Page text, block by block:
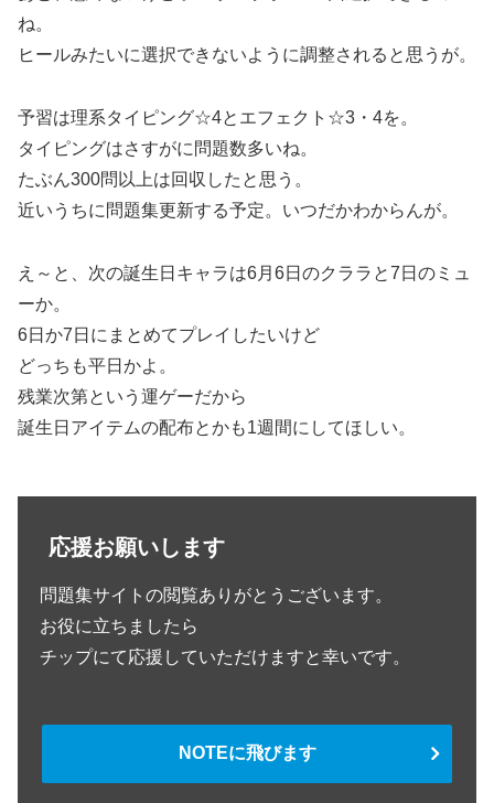
ね。
ヒールみたいに選択できないように調整されると思うが。
予習は理系タイピング☆4とエフェクト☆3・4を。
タイピングはさすがに問題数多いね。
たぶん300問以上は回収したと思う。
近いうちに問題集更新する予定。いつだかわからんが。
え～と、次の誕生日キャラは6月6日のクララと7日のミュ
ーか。
6日か7日にまとめてプレイしたいけど
どっちも平日かよ。
残業次第という運ゲーだから
誕生日アイテムの配布とかも1週間にしてほしい。
応援お願いします
問題集サイトの閲覧ありがとうございます。
お役に立ちましたら
チップにて応援していただけますと幸いです。
NOTEに飛びます